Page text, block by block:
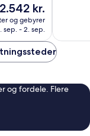
Prisen
kr.
2.542 kr.
og gebyrer
sep. - 2. sep.
og fordele. Flere